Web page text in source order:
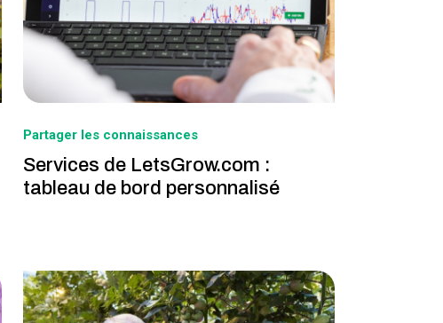
Partager les connaissances
Services de LetsGrow.com :
tableau de bord personnalisé